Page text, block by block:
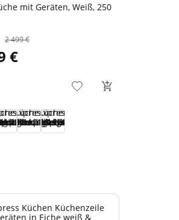
mit Geräten, Weiß, 250
2 499 €
€